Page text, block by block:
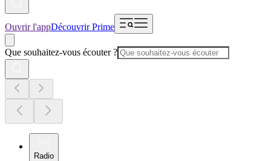
Ouvrir l'appDécouvrir Prime
Que souhaitez-vous écouter ?
Radio